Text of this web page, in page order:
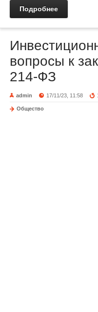
Подробнее
вопросы к
214-ФЗ
admin 17/11/23, 11:58
Общество